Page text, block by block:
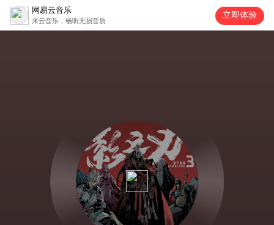
网易云音乐
来云音乐，畅听无损音质
立即体验